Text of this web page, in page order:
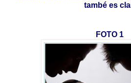
també es
FOTO 1